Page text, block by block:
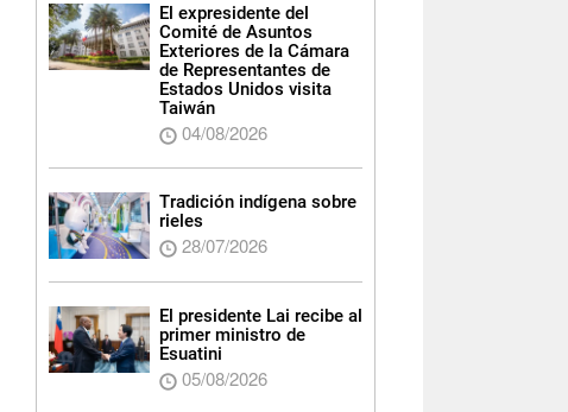
El expresidente del
Comité de Asuntos
Exteriores de la Cámara
de Representantes de
Estados Unidos visita
Taiwán
04/08/2026
Tradición indígena sobre
rieles
28/07/2026
El presidente Lai recibe al
primer ministro de
Esuatini
05/08/2026